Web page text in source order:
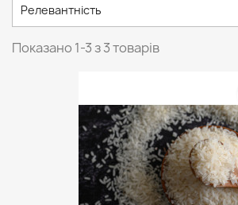
Релевантність
Показано 1-3 з 3 товарів